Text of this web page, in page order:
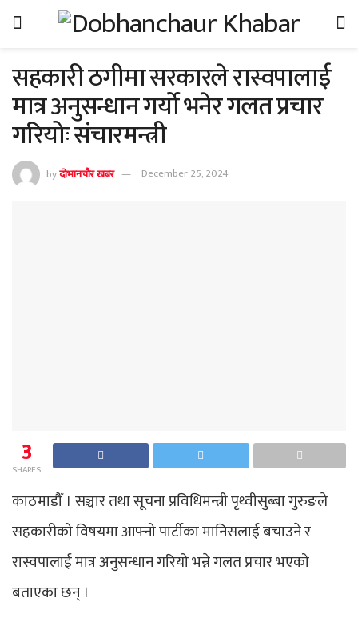
सहकारी ठगीमा सरकारले रास्वपालाई
मात्र अनुसन्धान गर्यो भनेर गलत प्रचार
गरियोः संचारमन्त्री
byदोभानचौर खबर December 25, 2024
3
SHARES
काठमाडौँ । सञ्चार तथा सूचना प्रविधिमन्त्री पृथ्वीसुब्बा गुरुङले
सहकारीको विषयमा आफ्नो पार्टीका मानिसलाई बचाउने र
रास्वपालाई मात्र अनुसन्धान गरियो भन्ने गलत प्रचार भएको
बताएका छन् ।